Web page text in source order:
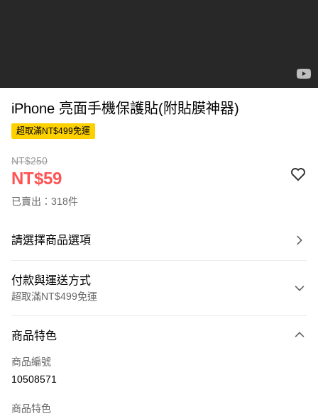
iPhone 亮面手機保護貼(附貼膜神器)
超取滿NT$499免運
NT$250
NT$59
已賣出：318件
請選擇商品選項
付款與運送方式
超取滿NT$499免運
信用卡一次付款
超商取貨付款
商品特色
商品編號
10508571
商品特色